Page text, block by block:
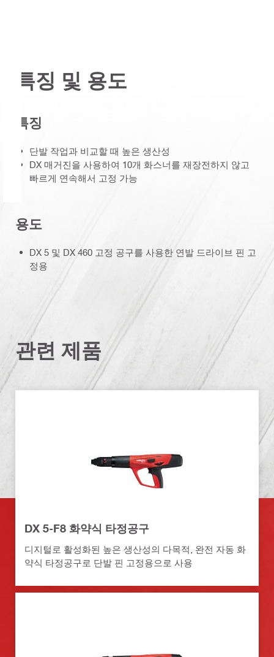
특징 및 용도
특징
단발 작업과 비교할 때 높은 생산성
DX 매거진을 사용하여 10개 화스너를 재장전하지 않고
빠르게 연속해서 고정 가능
용도
DX 5 및 DX 460 고정 공구를 사용한 연발 드라이브 핀 고
정용
관련 제품
DX 5-F8 화약식 타정공구
디지털로 활성화된 높은 생산성의 다목적, 완전 자동 화
약식 타정공구로 단발 핀 고정용으로 사용